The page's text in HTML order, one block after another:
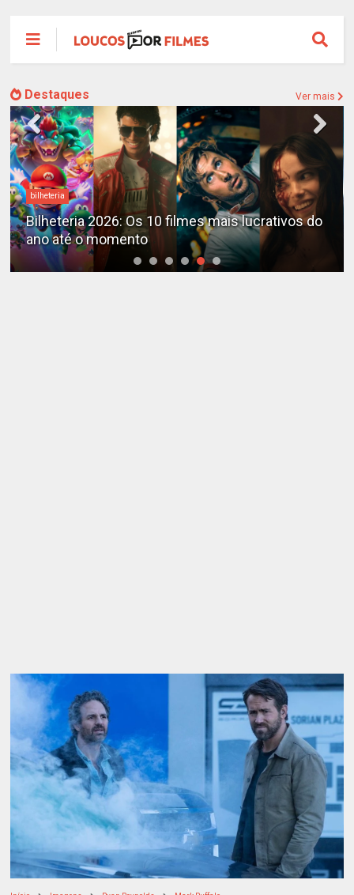
Destaques Ver mais
do
Destaques
X-Men no MCU: Marvel já planeja novos
além do reboot